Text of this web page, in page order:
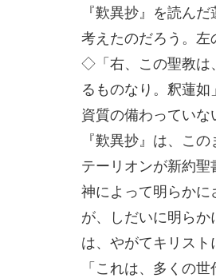
『歎異抄』を読ん
考えたのだろう。左
◇「右、この聖教は
るものなり。釈蓮
資質の備わってい
『歎異抄』は、こ
テーリオンが新約
神によって明らか
が、しだいに明ら
は、やがてキリスト
「これは、多くの